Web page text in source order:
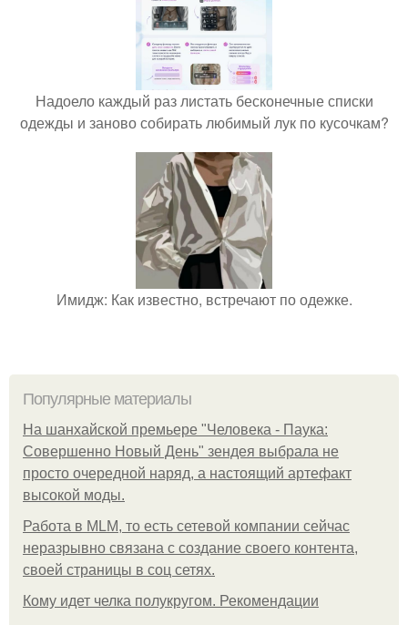
Надоело каждый раз листать бесконечные списки
одежды и заново собирать любимый лук по кусочкам?
Имидж: Как известно, встречают по одежке.
Популярные материалы
На шанхайской премьере "Человека - Паука:
Совершенно Новый День" зендея выбрала не
просто очередной наряд, а настоящий артефакт
высокой моды.
Работа в MLM, то есть сетевой компании сейчас
неразрывно связана с создание своего контента,
своей страницы в соц сетях.
Кому идет челка полукругом. Рекомендации